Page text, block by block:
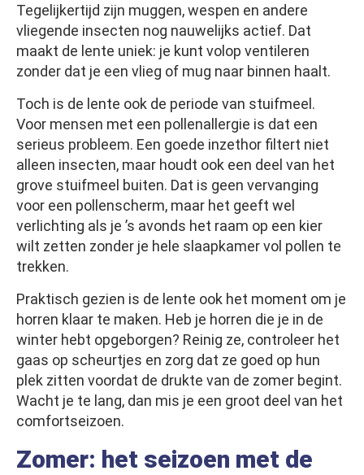
Tegelijkertijd zijn muggen, wespen en andere
vliegende insecten nog nauwelijks actief. Dat
maakt de lente uniek: je kunt volop ventileren
zonder dat je een vlieg of mug naar binnen haalt.
Toch is de lente ook de periode van stuifmeel.
Voor mensen met een pollenallergie is dat een
serieus probleem. Een goede inzethor filtert niet
alleen insecten, maar houdt ook een deel van het
grove stuifmeel buiten. Dat is geen vervanging
voor een pollenscherm, maar het geeft wel
verlichting als je ’s avonds het raam op een kier
wilt zetten zonder je hele slaapkamer vol pollen te
trekken.
Praktisch gezien is de lente ook het moment om je
horren klaar te maken. Heb je horren die je in de
winter hebt opgeborgen? Reinig ze, controleer het
gaas op scheurtjes en zorg dat ze goed op hun
plek zitten voordat de drukte van de zomer begint.
Wacht je te lang, dan mis je een groot deel van het
comfortseizoen.
Zomer: het seizoen met de